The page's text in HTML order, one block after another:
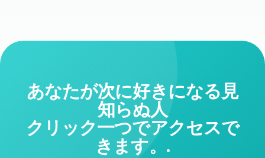
あなたが次に好きになる見
知らぬ人
クリック一つでアクセスで
きます。.